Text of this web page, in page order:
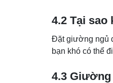
4.2 Tại
Đặt giường ngủ
bạn khó có thể
4.3